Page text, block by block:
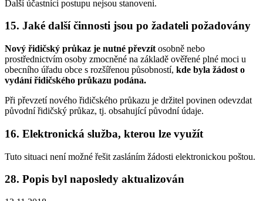
Další účastníci postupu nejsou stanoveni.
15. Jaké další činnosti jsou po žadateli požadovány
Nový řidičský průkaz je nutné převzít osobně nebo
prostřednictvím osoby zmocněné na základě ověřené plné moci u
obecního úřadu obce s rozšířenou působností, kde byla žádost o
vydání řidičského průkazu podána.
Při převzetí nového řidičského průkazu je držitel povinen odevzdat
původní řidičský průkaz, tj. obsahující původní údaje.
16. Elektronická služba, kterou lze využít
Tuto situaci není možné řešit zasláním žádosti elektronickou poštou.
28. Popis byl naposledy aktualizován